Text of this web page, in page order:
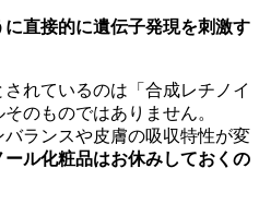
に直接的に遺伝子発現を刺激す
れているのは「合成レチノイ
のものではありません。
バランスや皮膚の吸収特性が変
ル化粧品はお休みしておくの